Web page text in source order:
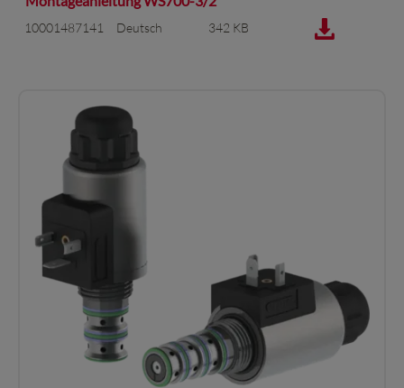
10001487141 Deutsch 342 KB